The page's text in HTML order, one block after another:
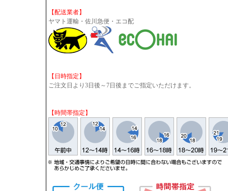
【配送業者】
ヤマト運輸・佐川急便・エコ配
【日時指定】
ご注文日より3日後～7日後までご指定いただけます。
【時間帯指定】